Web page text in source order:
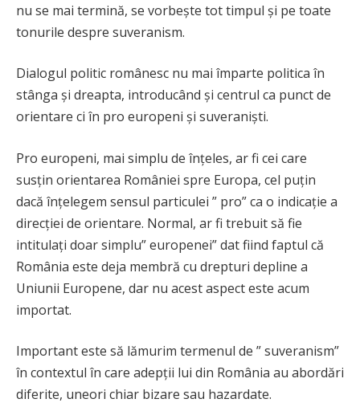
nu se mai termină, se vorbește tot timpul și pe toate
tonurile despre suveranism.
Dialogul politic românesc nu mai împarte politica în
stânga și dreapta, introducând și centrul ca punct de
orientare ci în pro europeni și suveraniști.
Pro europeni, mai simplu de înțeles, ar fi cei care
susțin orientarea României spre Europa, cel puțin
dacă înțelegem sensul particulei ” pro” ca o indicație a
direcției de orientare. Normal, ar fi trebuit să fie
intitulați doar simplu” europenei” dat fiind faptul că
România este deja membră cu drepturi depline a
Uniunii Europene, dar nu acest aspect este acum
importat.
Important este să lămurim termenul de ” suveranism”
în contextul în care adepții lui din România au abordări
diferite, uneori chiar bizare sau hazardate.